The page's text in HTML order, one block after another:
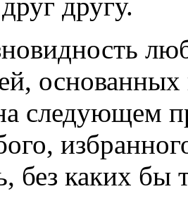
следующем
без каких